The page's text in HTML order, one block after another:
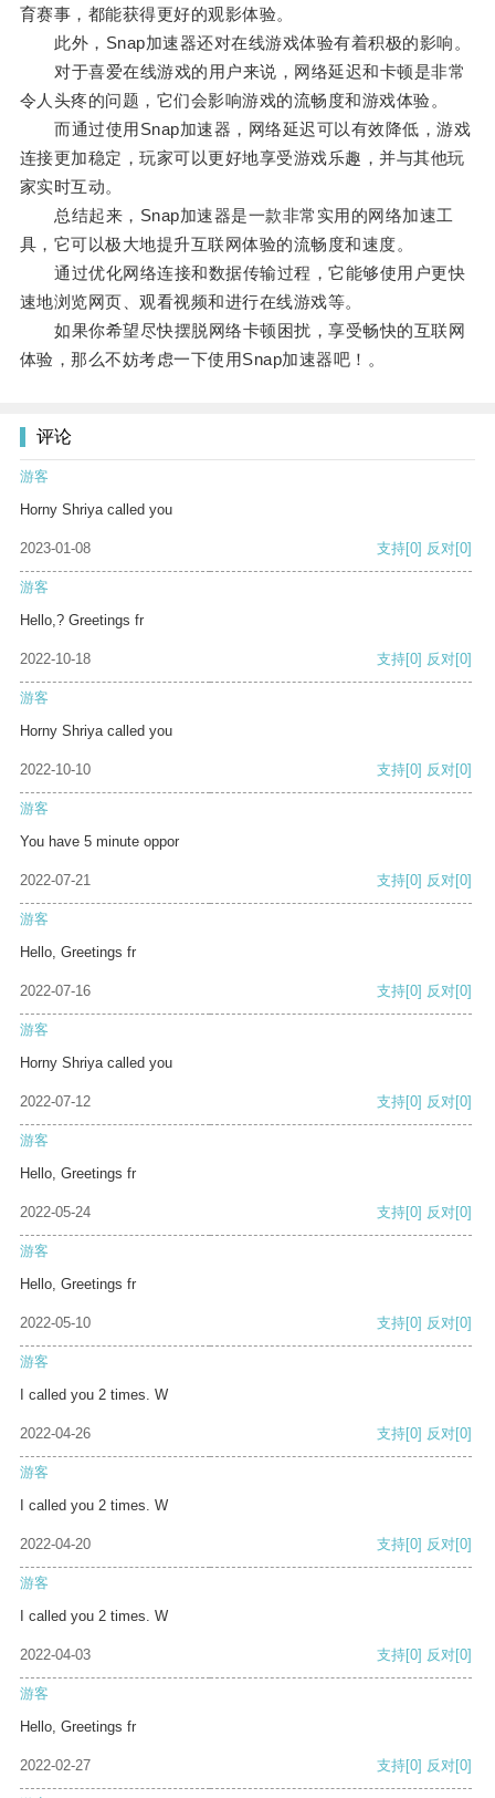
育赛事，都能获得更好的观影体验。
此外，Snap加速器还对在线游戏体验有着积极的影响。
对于喜爱在线游戏的用户来说，网络延迟和卡顿是非常
令人头疼的问题，它们会影响游戏的流畅度和游戏体验。
而通过使用Snap加速器，网络延迟可以有效降低，游戏
连接更加稳定，玩家可以更好地享受游戏乐趣，并与其他玩
家实时互动。
总结起来，Snap加速器是一款非常实用的网络加速工
具，它可以极大地提升互联网体验的流畅度和速度。
通过优化网络连接和数据传输过程，它能够使用户更快
速地浏览网页、观看视频和进行在线游戏等。
如果你希望尽快摆脱网络卡顿困扰，享受畅快的互联网
体验，那么不妨考虑一下使用Snap加速器吧！。
评论
游客
Horny Shriya called you
2023-01-08 支持[0] 反对[0]
游客
Hello,? Greetings fr
2022-10-18 支持[0] 反对[0]
游客
Horny Shriya called you
2022-10-10 支持[0] 反对[0]
游客
You have 5 minute oppor
2022-07-21 支持[0] 反对[0]
游客
Hello, Greetings fr
2022-07-16 支持[0] 反对[0]
游客
Horny Shriya called you
2022-07-12 支持[0] 反对[0]
游客
Hello, Greetings fr
2022-05-24 支持[0] 反对[0]
游客
Hello, Greetings fr
2022-05-10 支持[0] 反对[0]
游客
I called you 2 times. W
2022-04-26 支持[0] 反对[0]
游客
I called you 2 times. W
2022-04-20 支持[0] 反对[0]
游客
I called you 2 times. W
2022-04-03 支持[0] 反对[0]
游客
Hello, Greetings fr
2022-02-27 支持[0] 反对[0]